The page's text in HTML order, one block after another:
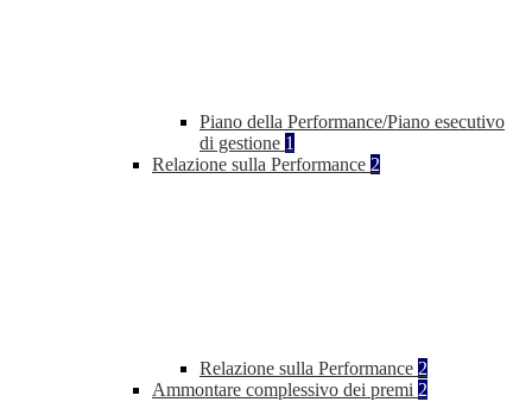
Piano della Performance/Piano esecutivo
di gestione 1
Relazione sulla Performance 2
Relazione sulla Performance 2
Ammontare complessivo dei premi 2